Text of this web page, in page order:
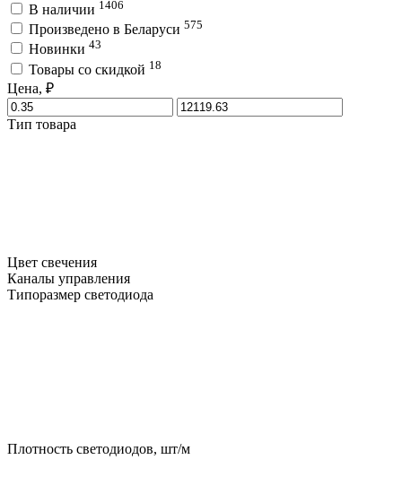
В наличии 1406
Произведено в Беларуси 575
Новинки 43
Товары со скидкой 18
Цена, ₽
Тип товара
Цвет свечения
Каналы управления
Типоразмер светодиода
Плотность светодиодов, шт/м